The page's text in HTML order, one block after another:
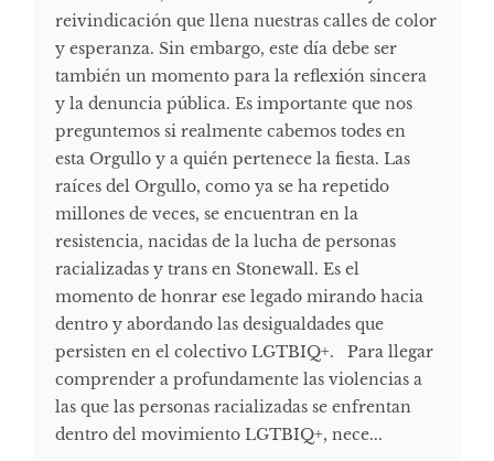
reivindicación que llena nuestras calles de color
y esperanza. Sin embargo, este día debe ser
también un momento para la reflexión sincera
y la denuncia pública. Es importante que nos
preguntemos si realmente cabemos todes en
esta Orgullo y a quién pertenece la fiesta. Las
raíces del Orgullo, como ya se ha repetido
millones de veces, se encuentran en la
resistencia, nacidas de la lucha de personas
racializadas y trans en Stonewall. Es el
momento de honrar ese legado mirando hacia
dentro y abordando las desigualdades que
persisten en el colectivo LGTBIQ+. Para llegar
comprender a profundamente las violencias a
las que las personas racializadas se enfrentan
dentro del movimiento LGTBIQ+, nece...